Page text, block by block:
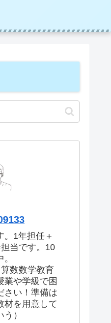
。1年担任＋
当です。10
数数学教育
業や学級で困
さい！準備は
材を用意して
）